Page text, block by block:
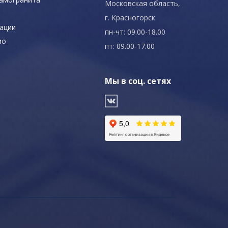
Московская область,
г. Красногорск
пн-чт: 09.00-18.00
пт: 09.00-17.00
Мы в соц. сетях